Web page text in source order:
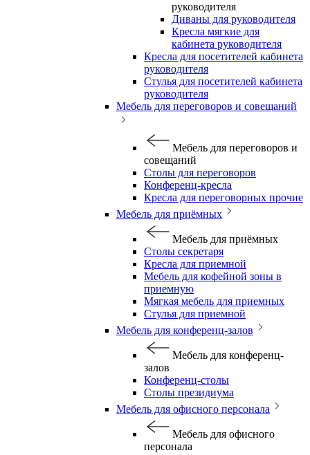
руководителя
Диваны для руководителя
Кресла мягкие для
кабинета руководителя
Кресла для посетителей кабинета
руководителя
Стулья для посетителей кабинета
руководителя
Мебель для переговоров и совещаний
Мебель для переговоров и
совещаний
Столы для переговоров
Конференц-кресла
Кресла для переговорных прочие
Мебель для приёмных
Мебель для приёмных
Столы секретаря
Кресла для приемной
Мебель для кофейной зоны в
приемную
Мягкая мебель для приемных
Стулья для приемной
Мебель для конференц-залов
Мебель для конференц-
залов
Конференц-столы
Столы президиума
Мебель для офисного персонала
Мебель для офисного
персонала